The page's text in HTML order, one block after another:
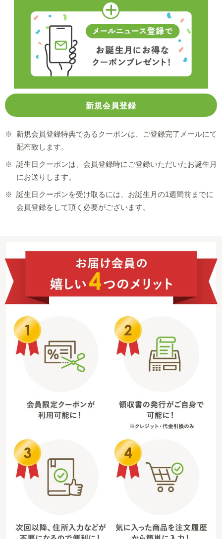
※
新規会員登録特典であるクーポンは、ご登録完了メールにて
配布致します。
※ 誕生日クーポンは、会員登録時にご登録いただいたお誕生月
にお送りします。
※ 誕生日クーポンを受け取るには、お誕生月の1週間前までに
会員登録をして頂く必要がございます。